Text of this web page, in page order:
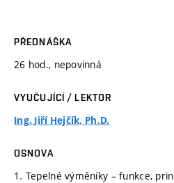
PŘEDNÁŠKA
26 hod., nepovinná
VYUČUJÍCÍ / LEKTOR
Ing. Jiří Hejčík, Ph.D.
OSNOVA
1. Tepelné výměníky – funkce,